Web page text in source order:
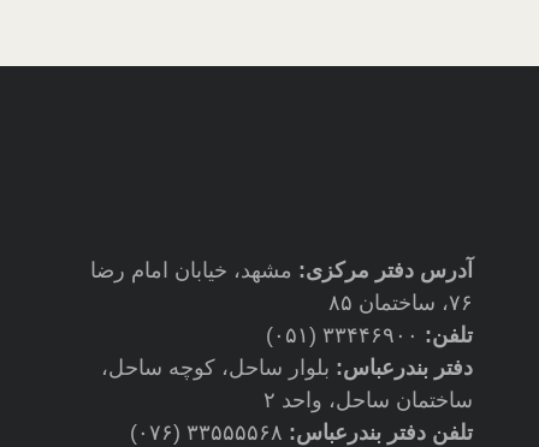
آدرس دفتر مرکزی: مشهد، خیابان امام رضا
۷۶، ساختمان ۸۵
تلفن: ۳۳۴۴۶۹۰۰ (۰۵۱)
دفتر بندرعباس: بلوار ساحل، کوچه ساحل،
ساختمان ساحل، واحد ۲
تلفن دفتر بندرعباس: ۳۳۵۵۵۵۶۸ (۰۷۶)